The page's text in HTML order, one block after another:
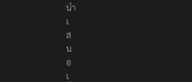
ที่
นำ
เ
ส
น
อ